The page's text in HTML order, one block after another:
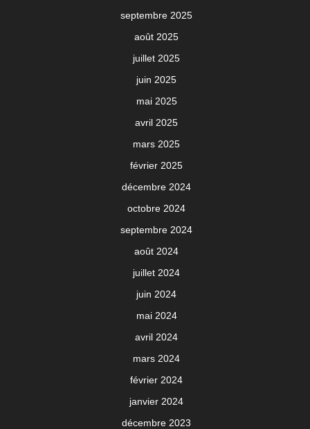
septembre 2025
août 2025
juillet 2025
juin 2025
mai 2025
avril 2025
mars 2025
février 2025
décembre 2024
octobre 2024
septembre 2024
août 2024
juillet 2024
juin 2024
mai 2024
avril 2024
mars 2024
février 2024
janvier 2024
décembre 2023